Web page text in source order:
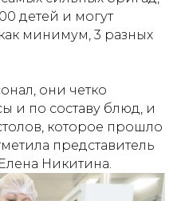
детей и могут
минимум, 3 разных
они четко
и по составу блюд, и
которое прошло
представитель
Никитина.